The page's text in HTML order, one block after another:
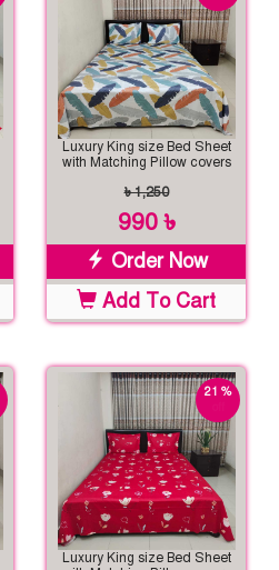
Luxury King size Bed Sheet
with Matching Pillow covers
৳ 1,250
990 ৳
Order Now
Add To Cart
21 %
Luxury King size Bed Sheet